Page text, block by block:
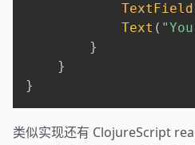
TextField
Text (
}
}
}
类似实现还有 ClojureScript